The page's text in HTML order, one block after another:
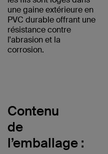
une gaine extérieure en
PVC durable offrant une
résistance contre
l'abrasion et la
corrosion.
Contenu
de
l’emballage :